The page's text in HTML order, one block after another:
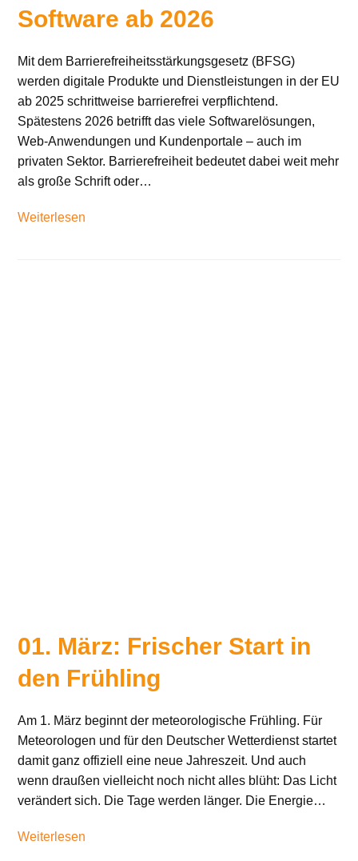
Software ab 2026
Mit dem Barrierefreiheitsstärkungsgesetz (BFSG)
werden digitale Produkte und Dienstleistungen in der EU
ab 2025 schrittweise barrierefrei verpflichtend.
Spätestens 2026 betrifft das viele Softwarelösungen,
Web-Anwendungen und Kundenportale – auch im
privaten Sektor. Barrierefreiheit bedeutet dabei weit mehr
als große Schrift oder…
Weiterlesen
01. März: Frischer Start in
den Frühling
Am 1. März beginnt der meteorologische Frühling. Für
Meteorologen und für den Deutscher Wetterdienst startet
damit ganz offiziell eine neue Jahreszeit. Und auch
wenn draußen vielleicht noch nicht alles blüht: Das Licht
verändert sich. Die Tage werden länger. Die Energie…
Weiterlesen